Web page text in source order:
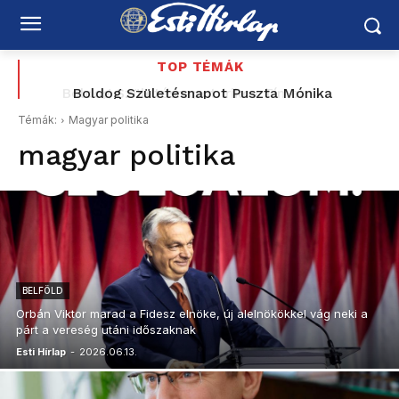
TOP TÉMÁK
Boldog Születésnapot Puszta Mónika
Témák: Magyar politika
magyar politika
BELFÖLD
Orbán Viktor marad a Fidesz elnöke, új alelnökökkel vág neki a
párt a vereség utáni időszaknak
Esti Hírlap - 2026.06.13.